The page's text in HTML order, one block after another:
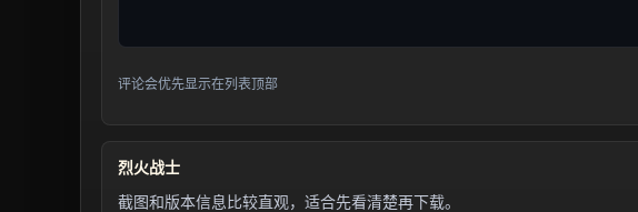
评论会优先显示在列表顶部
烈火战士
截图和版本信息比较直观，适合先看清楚再下载。